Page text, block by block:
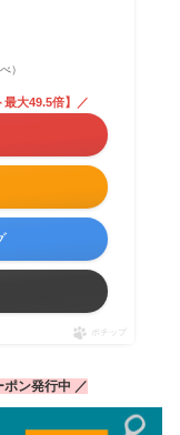
）
最大49.5倍】／
ポチップ
ン発行中 ／